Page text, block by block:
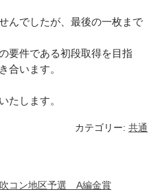
んでしたが、 最後の一枚まで
要件である初段取得を目指
合います。
たします。
カテゴリー:共通
コン地区予選 A編金賞